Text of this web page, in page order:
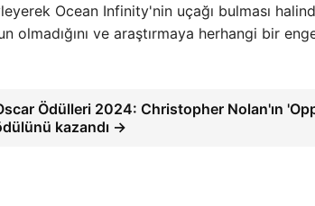
Ocean Infinity'nin uçağı bulması
olmadığını ve araştırmaya herhangi bir
Ödülleri 2024: Christopher Nolan'ın
kazandı →